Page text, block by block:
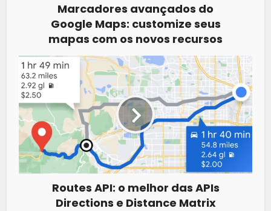
Marcadores avançados do
Google Maps: customize seus
mapas com os novos recursos
Routes API: o melhor das APIs
Directions e Distance Matrix